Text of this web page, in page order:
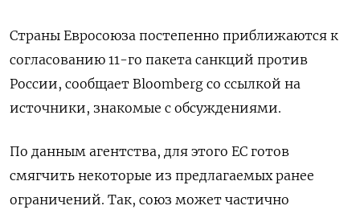
Страны Евросоюза постепенно приближаются к
согласованию 11-го пакета санкций против
России, сообщает Bloomberg со ссылкой на
источники, знакомые с обсуждениями.
По данным агентства, для этого ЕС готов
смягчить некоторые из предлагаемых ранее
ограничений. Так, союз может частично